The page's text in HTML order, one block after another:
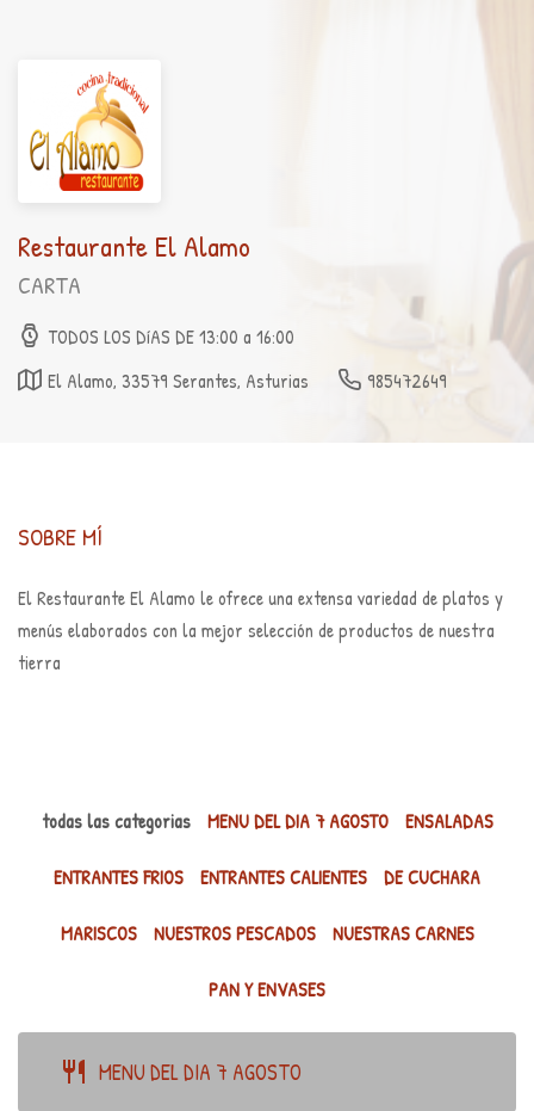
Restaurante El Alamo
CARTA
TODOS LOS DíAS DE 13:00 a 16:00
El Alamo, 33579 Serantes, Asturias
985472649
SOBRE MÍ
El Restaurante El Alamo le ofrece una extensa variedad de platos y
menús elaborados con la mejor selección de productos de nuestra
tierra
todas las categorias MENU DEL DIA 7 AGOSTO ENSALADAS
ENTRANTES FRIOS ENTRANTES CALIENTES DE CUCHARA
MARISCOS NUESTROS PESCADOS NUESTRAS CARNES
PAN Y ENVASES
MENU DEL DIA 7 AGOSTO